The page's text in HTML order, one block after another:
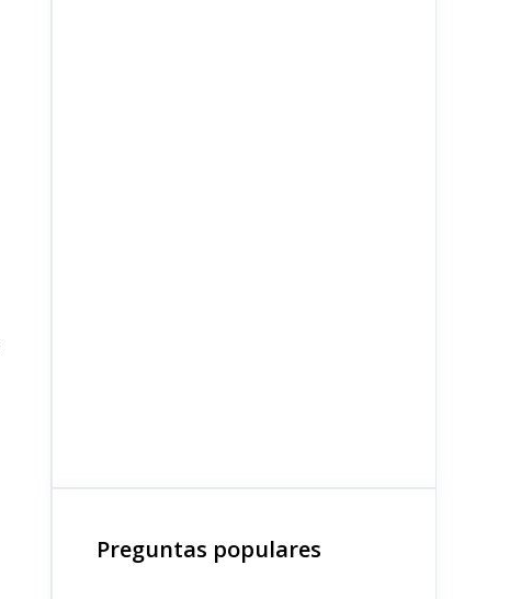
Preguntas populares